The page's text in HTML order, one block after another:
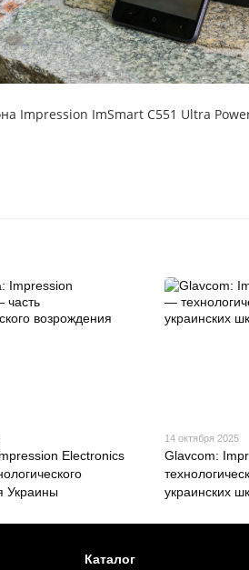
Impression ImSmart C551 Ultra
Electronics
Украины
14 октября 2025
Glavcom:
украинских
Каталог